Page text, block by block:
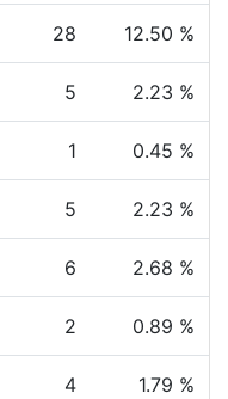
28 12.50 %
5 2.23 %
1 0.45 %
5 2.23 %
6 2.68 %
2 0.89 %
4 1.79 %